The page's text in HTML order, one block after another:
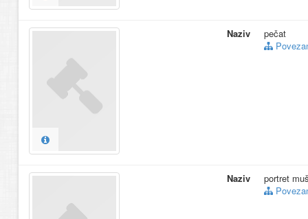
Naziv
pečat
Naziv
portret